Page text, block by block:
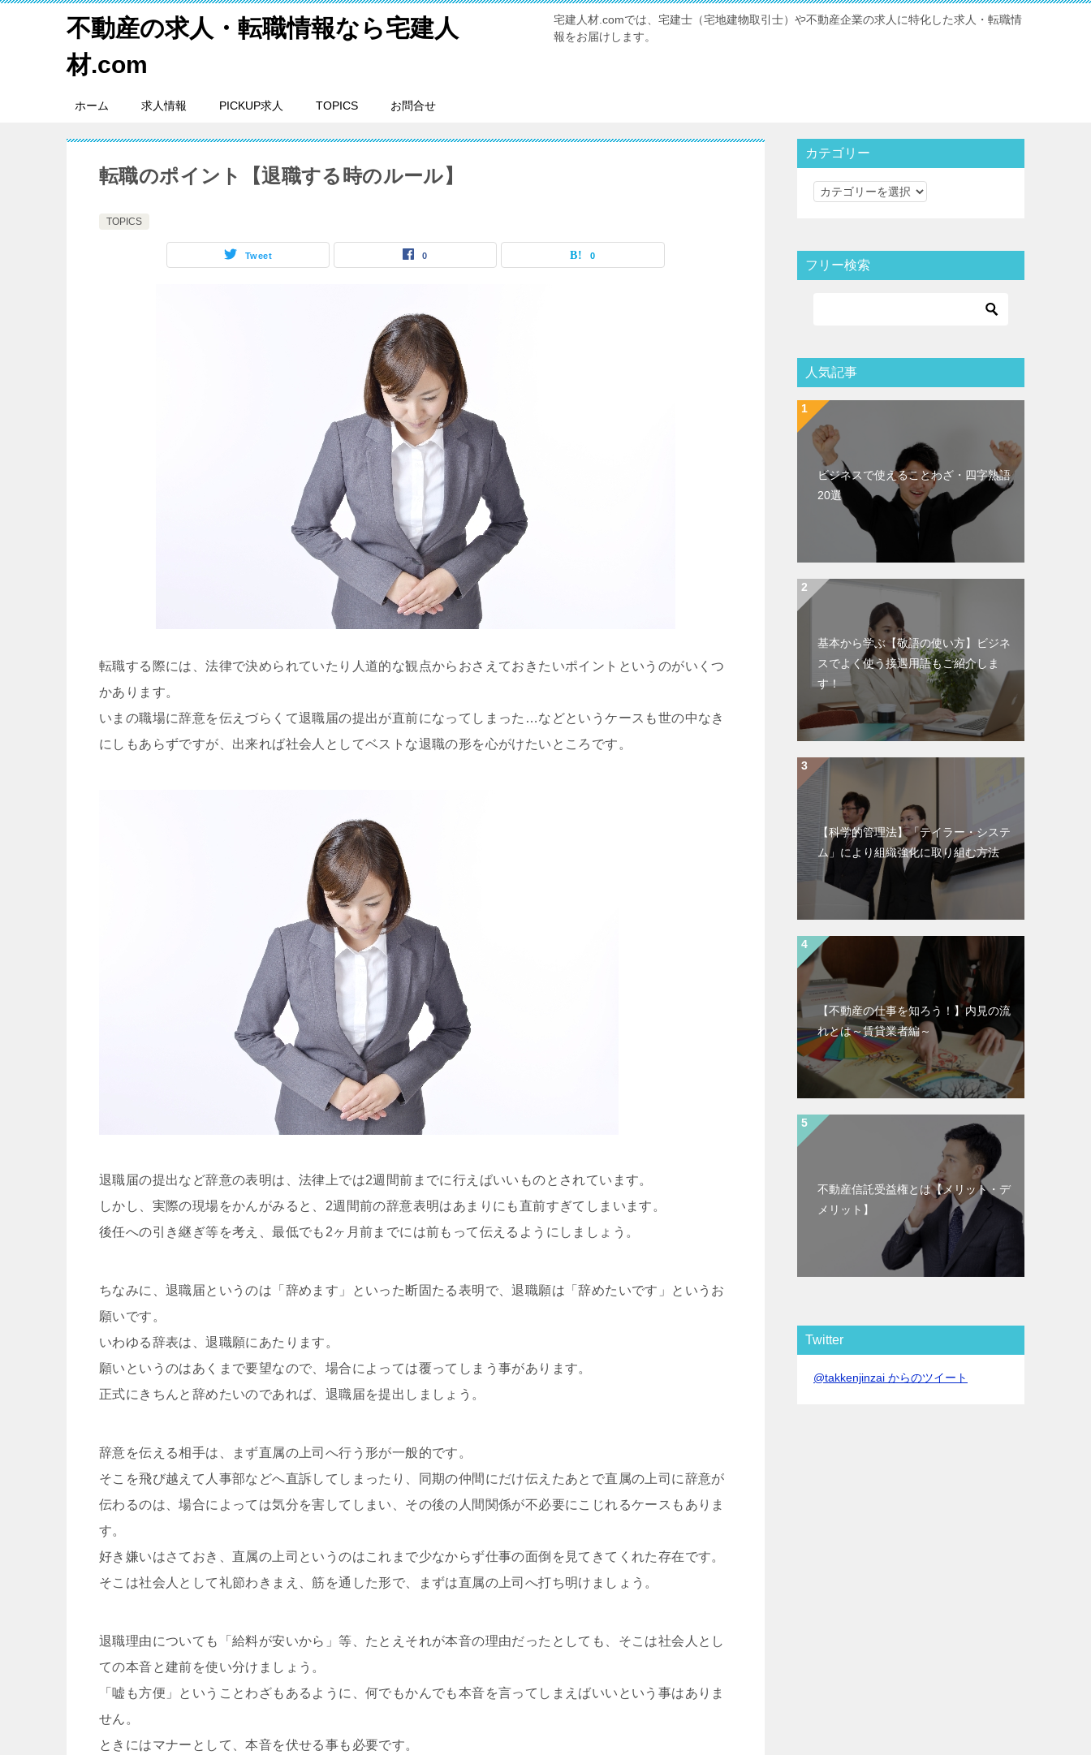
不動産の求人・転職情報なら宅建人
材.com
宅建人材.comでは、宅建士（宅地建物取引士）や不動産企業の求人に特化した求人・転職情
報をお届けします。
ホーム 求人情報 PICKUP求人 TOPICS お問合せ
転職のポイント【退職する時のルール】
TOPICS
Tweet 0 0
転職する際には、法律で決められていたり人道的な観点からおさえておきたいポイントというのがいくつ
かあります。
いまの職場に辞意を伝えづらくて退職届の提出が直前になってしまった…などというケースも世の中なき
にしもあらずですが、出来れば社会人としてベストな退職の形を心がけたいところです。
退職届の提出など辞意の表明は、法律上では2週間前までに行えばいいものとされています。
しかし、実際の現場をかんがみると、2週間前の辞意表明はあまりにも直前すぎてしまいます。
後任への引き継ぎ等を考え、最低でも2ヶ月前までには前もって伝えるようにしましょう。
ちなみに、退職届というのは「辞めます」といった断固たる表明で、退職願は「辞めたいです」というお
願いです。
いわゆる辞表は、退職願にあたります。
願いというのはあくまで要望なので、場合によっては覆ってしまう事があります。
正式にきちんと辞めたいのであれば、退職届を提出しましょう。
辞意を伝える相手は、まず直属の上司へ行う形が一般的です。
そこを飛び越えて人事部などへ直訴してしまったり、同期の仲間にだけ伝えたあとで直属の上司に辞意が
伝わるのは、場合によっては気分を害してしまい、その後の人間関係が不必要にこじれるケースもありま
す。
好き嫌いはさておき、直属の上司というのはこれまで少なからず仕事の面倒を見てきてくれた存在です。
そこは社会人として礼節わきまえ、筋を通した形で、まずは直属の上司へ打ち明けましょう。
退職理由についても「給料が安いから」等、たとえそれが本音の理由だったとしても、そこは社会人とし
ての本音と建前を使い分けましょう。
「嘘も方便」ということわざもあるように、何でもかんでも本音を言ってしまえばいいという事はありま
せん。
ときにはマナーとして、本音を伏せる事も必要です。
カテゴリー
カ
リ
ー
フリー検索
人気記事
ビジネスで使えることわざ・四字熟語
20選
基本から学ぶ【敬語の使い方】ビジネ
スでよく使う接遇用語もご紹介しま
す！
【科学的管理法】「テイラー・システ
ム」により組織強化に取り組む方法
【不動産の仕事を知ろう！】内見の流
れとは～賃貸業者編～
不動産信託受益権とは【メリット・デ
メリット】
Twitter
@takkenjinzai からのツイート